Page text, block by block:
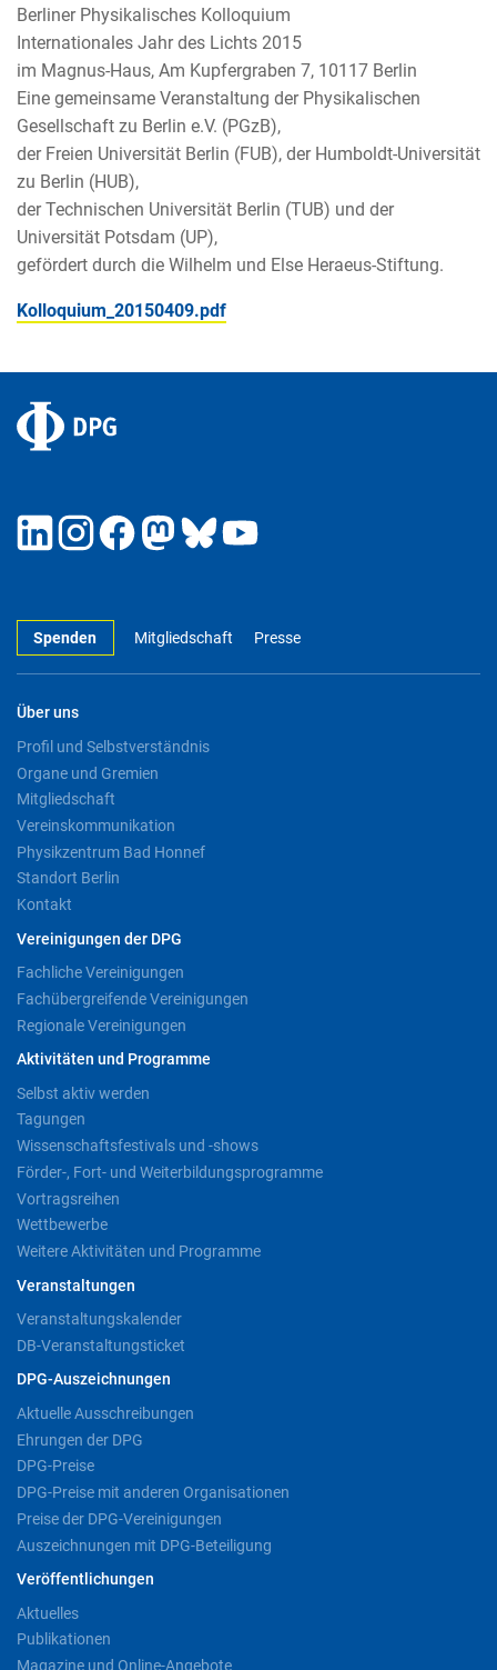
Berliner Physikalisches Kolloquium
Internationales Jahr des Lichts 2015
im Magnus-Haus, Am Kupfergraben 7, 10117 Berlin
Eine gemeinsame Veranstaltung der Physikalischen
Gesellschaft zu Berlin e.V. (PGzB),
der Freien Universität Berlin (FUB), der Humboldt-Universität
zu Berlin (HUB),
der Technischen Universität Berlin (TUB) und der
Universität Potsdam (UP),
gefördert durch die Wilhelm und Else Heraeus-Stiftung.
Kolloquium_20150409.pdf
Spenden Mitgliedschaft Presse
Über uns
Profil und Selbstverständnis
Organe und Gremien
Mitgliedschaft
Vereinskommunikation
Physikzentrum Bad Honnef
Standort Berlin
Kontakt
Vereinigungen der DPG
Fachliche Vereinigungen
Fachübergreifende Vereinigungen
Regionale Vereinigungen
Aktivitäten und Programme
Selbst aktiv werden
Tagungen
Wissenschaftsfestivals und -shows
Förder-, Fort- und Weiterbildungsprogramme
Vortragsreihen
Wettbewerbe
Weitere Aktivitäten und Programme
Veranstaltungen
Veranstaltungskalender
DB-Veranstaltungsticket
DPG-Auszeichnungen
Aktuelle Ausschreibungen
Ehrungen der DPG
DPG-Preise
DPG-Preise mit anderen Organisationen
Preise der DPG-Vereinigungen
Auszeichnungen mit DPG-Beteiligung
Veröffentlichungen
Aktuelles
Publikationen
Magazine und Online-Angebote